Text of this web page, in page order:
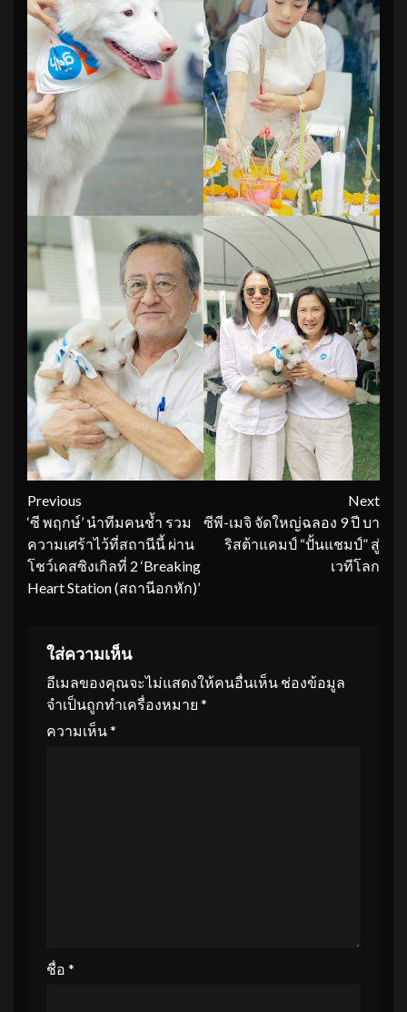
Continue
Reading
Previous
‘ซี พฤกษ์’ นำทีมคนช้ำ รวม
ความเศร้าไว้ที่สถานีนี้ ผ่าน
โชว์เคสซิงเกิลที่ 2 ‘Breaking
Heart Station (สถานีอกหัก)’
Next
ซีพี-เมจิ จัดใหญ่ฉลอง 9 ปี บา
ริสต้าแคมป์ “ปั้นแชมป์” สู่
เวทีโลก
ใส่ความเห็น
อีเมลของคุณจะไม่แสดงให้คนอื่นเห็น ช่องข้อมูล
จำเป็นถูกทำเครื่องหมาย *
ความเห็น*
ชื่อ *